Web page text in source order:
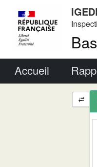
Accueil
et